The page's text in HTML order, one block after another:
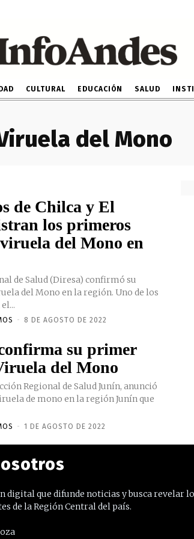
CULTURAL EDUCACIÓN SALUD
del Mono
de Chilca y El
los primeros
del Mono en
de Salud (Diresa) confirmó su
del Mono en la región. Uno de los
- 8 DE AGOSTO DE 2022
su primer
del Mono
Regional de Salud Junín, anunció
de mono en la región Junín que
- 1 DE AGOSTO DE 2022
digital que difunde noticias y busca revelar
de la Región Central del país.